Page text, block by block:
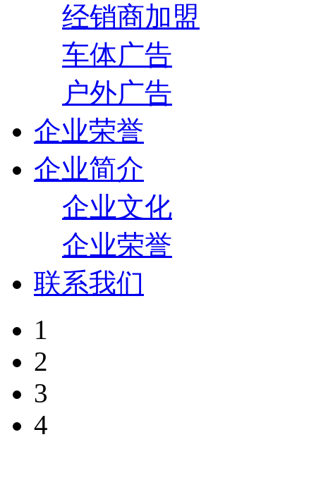
经销商加盟
车体广告
户外广告
企业荣誉
企业简介
企业文化
企业荣誉
联系我们
1
2
3
4